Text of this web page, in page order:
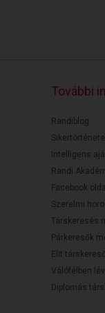
További
Randiblog
Intelligens
Randi
Facebook
Szerelmi
Társkeresés
Párkeresők
Elit társkereső
Válófélben
Diplomás